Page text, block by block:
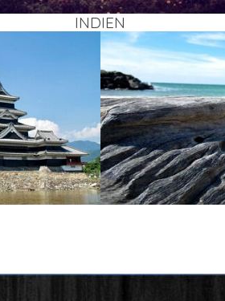
INDI­EN